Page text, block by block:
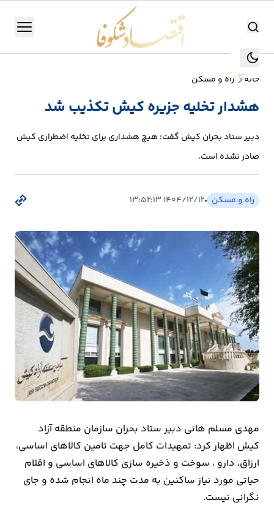
جستجو جستجو
منو
تولید
انرژی
بانک،
بورس
و
بیمه
اقتصاد
جهان
بازار
و
تجارت
کشاورزی
راه
و
مسکن
خانه راه و مسکن
هشدار تخلیه جزیره کیش تکذیب شد
دبیر ستاد بحران کیش گفت: هیچ هشداری برای تخلیه اضطراری کیش
صادر نشده است.
راه و مسکن ۱۴۰۴/۱۲/۱۲ ۱۳:۵۲:۱۳
مهدی مسلم هانی دبیر ستاد بحران سازمان منطقه آزاد
کیش اظهار کرد: تمهیدات کامل جهت تامین کالاهای اساسی،
ارزاق، دارو ، سوخت و ذخیره سازی کالاهای اساسی و اقلام
حیاتی مورد نیاز ساکنین به مدت چند ماه انجام شده و جای
نگرانی نیست.